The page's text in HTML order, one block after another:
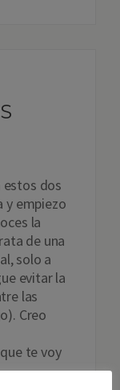
estos dos
y empiezo
la
de una
solo a
evitar la
las
Creo
te voy